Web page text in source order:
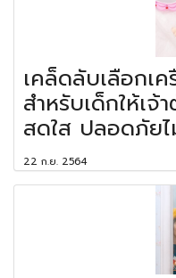
เคล็ดลับเลือกเ
สำหรับเด็กให้เ
สดใส ปลอดภัยไ
22 ก.ย. 2564